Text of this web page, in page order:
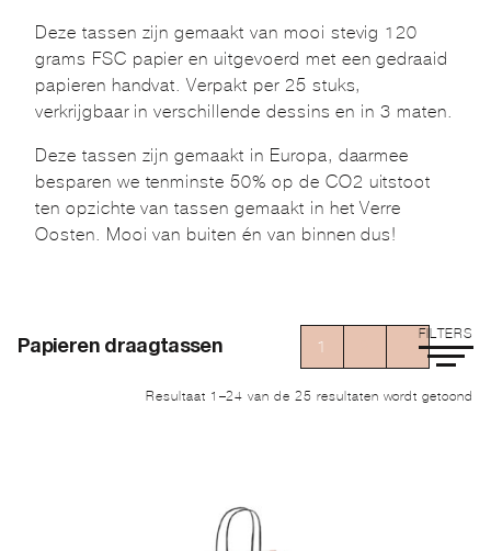
Deze tassen zijn gemaakt van mooi stevig 120
grams FSC papier en uitgevoerd met een gedraaid
papieren handvat. Verpakt per 25 stuks,
verkrijgbaar in verschillende dessins en in 3 maten.
Deze tassen zijn gemaakt in Europa, daarmee
besparen we tenminste 50% op de CO2 uitstoot
ten opzichte van tassen gemaakt in het Verre
Oosten. Mooi van buiten én van binnen dus!
Papieren draagtassen 1
FILTERS
Resultaat 1–24 van de 25 resultaten wordt getoond